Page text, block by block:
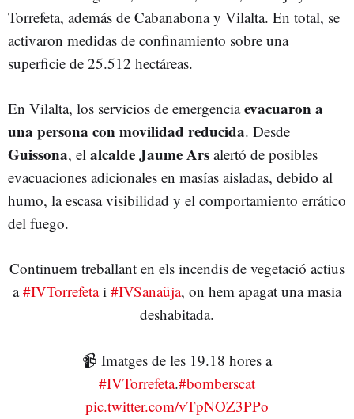
Torrefeta, además de Cabanabona y Vilalta. En total, se
activaron medidas de confinamiento sobre una
superficie de 25.512 hectáreas.
En Vilalta, los servicios de emergenciaevacuaron a
una persona con movilidad reducida. Desde
Guissona, el alcalde Jaume Ars alertó de posibles
evacuaciones adicionales en masías aisladas, debido al
humo, la escasa visibilidad y el comportamiento errático
del fuego.
Continuem treballant en els incendis de vegetació actius
a#IVTorrefetai #IVSanaüja, on hem apagat una masia
deshabitada.
📹 Imatges de les 19.18 hores a
#IVTorrefeta.#bomberscat
pic.twitter.com/vTpNOZ3PPo